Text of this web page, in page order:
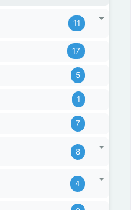
11
17
5
1
7
8
4